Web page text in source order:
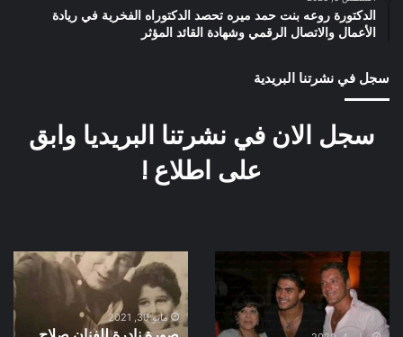
الدكتورة روعه بنت حمد ميره تحصد الدكتوراه الفخرية في ريادة
الأعمال والاتصال الرقمي وشهادة القائد المؤثر
سجل في نشرتنا البريدية
سجل الان في نشرتنا البريديا وابق
على اطلاع !
كواليس
اول
صورة
نادرة
للفنان
صلاحمايو 30, 2021